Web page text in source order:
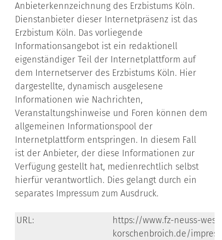
Anbieterkennzeichnung des Erzbistums Köln.
Dienstanbieter dieser Internetpräsenz ist das
Erzbistum Köln. Das vorliegende
Informationsangebot ist ein redaktionell
eigenständiger Teil der Internetplattform auf
dem Internetserver des Erzbistums Köln. Hier
dargestellte, dynamisch ausgelesene
Informationen wie Nachrichten,
Veranstaltungshinweise und Foren können dem
allgemeinen Informationspool der
Internetplattform entspringen. In diesem Fall
ist der Anbieter, der diese Informationen zur
Verfügung gestellt hat, medienrechtlich selbst
hierfür verantwortlich. Dies gelangt durch ein
separates Impressum zum Ausdruck.
URL:
https://www.fz-neuss-west-
korschenbroich.de/